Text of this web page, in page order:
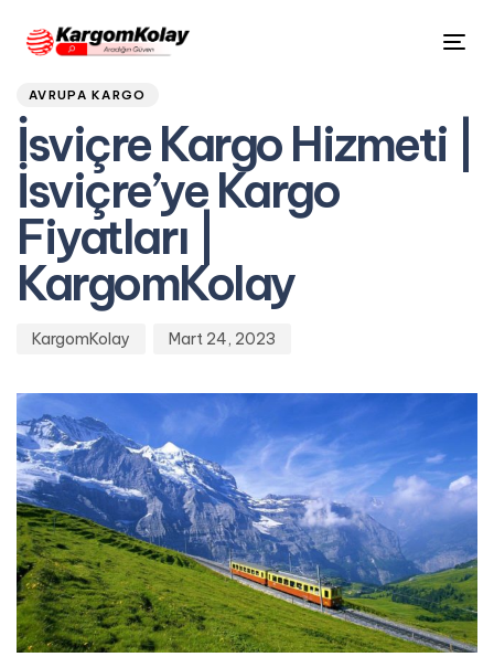
PUBLISHED
IN:
AVRUPA KARGO
İsviçre Kargo Hizmeti |
İsviçre’ye Kargo
Fiyatları |
KargomKolay
Author
KargomKolay
Published
on:
Mart 24, 2023